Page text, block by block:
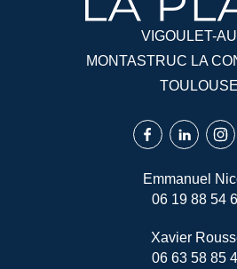
Emmanuel
06 19 88 54
VIGOULET-
MONTASTRUC LA
TOULOUSE
Xavier
06 63 58 85